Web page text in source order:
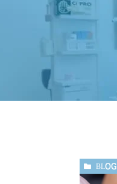
BLOG